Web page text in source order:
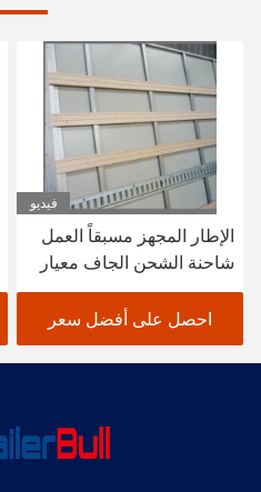
فيديو
شاحنة خفيفة وزنها 6000
كجم -9 طن صندوق شاحنة
مبرد ومعزول مع ألواح
ساندوتش FRP
احصل على أفضل سعر